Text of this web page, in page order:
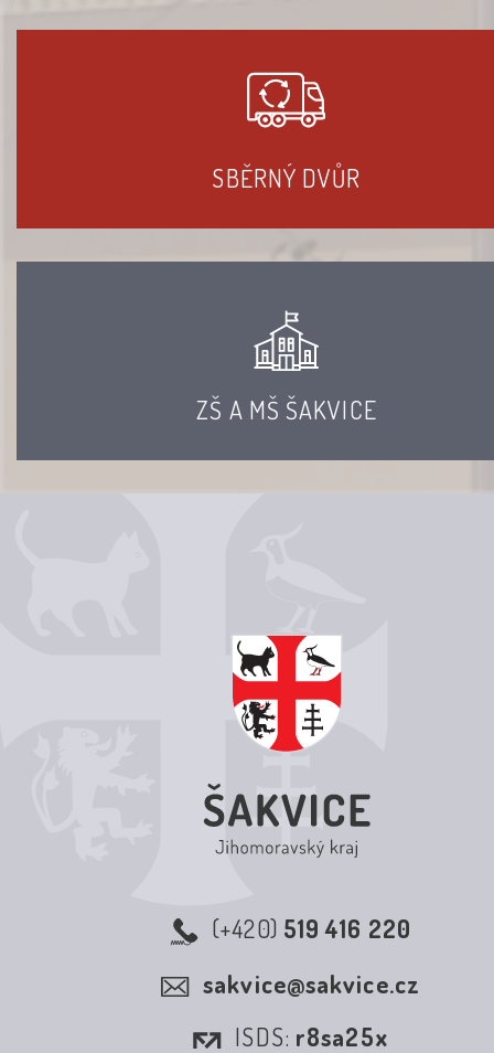
SBĚRNÝ DVŮR
ZŠ A MŠ ŠAKVICE
(+420) 519 416 220
sakvice@sakvice.cz
ISDS: r8sa25x